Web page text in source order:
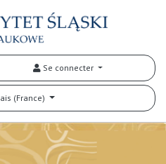
Se connecter
(France)